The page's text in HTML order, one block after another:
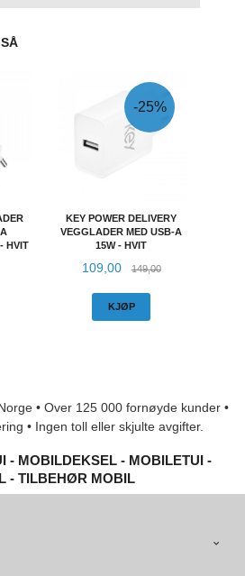
HVIT
KEY POWER DELIVERY
VEGGLADER MED USB-A
15W - HVIT
Tilbud
109,00 149,00Rabatt
-25%
KJØP
• Over 125 000 fornøyde kunder •
• Ingen toll eller skjulte avgifter.
- MOBILDEKSEL - MOBILETUI -
- TILBEHØR MOBIL